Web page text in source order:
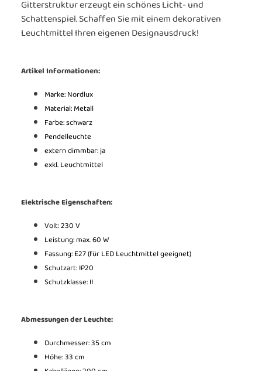
Gitterstruktur erzeugt ein schönes Licht- und
Schattenspiel. Schaffen Sie mit einem dekorativen
Leuchtmittel Ihren eigenen Designausdruck!
Artikel Informationen:
Marke: Nordlux
Material: Metall
Farbe: schwarz
Pendelleuchte
extern dimmbar: ja
exkl. Leuchtmittel
Elektrische Eigenschaften:
Volt: 230 V
Leistung: max. 60 W
Fassung: E27 (für LED Leuchtmittel geeignet)
Schutzart: IP20
Schutzklasse: II
Abmessungen der Leuchte:
Durchmesser: 35 cm
Höhe: 33 cm